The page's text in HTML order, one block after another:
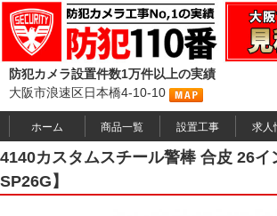
防犯カメラ設置件数1万件以上の実績
大阪市浪速区日本橋4-10-10
ホーム 商品一覧 設置工事 求人
4140カスタムスチール警棒 合皮 26イ
SP26G】